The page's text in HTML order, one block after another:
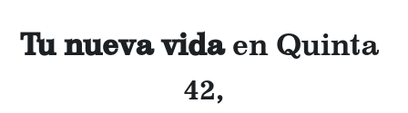
Tu nueva vida en Quinta
42,